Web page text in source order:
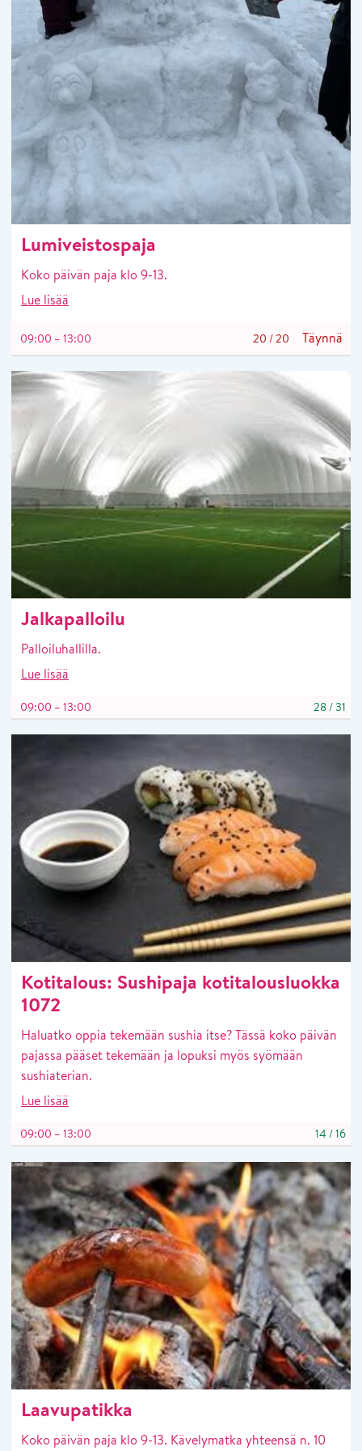
Lumiveistospaja
Koko päivän paja klo 9-13.
Lue lisää
09:00 – 13:00 20 /20 Täynnä
Jalkapalloilu
Palloiluhallilla.
Lue lisää
09:00 – 13:00 28 /31
Kotitalous: Sushipaja kotitalousluokka
1072
Haluatko oppia tekemään sushia itse? Tässä koko päivän
pajassa pääset tekemään ja lopuksi myös syömään
sushiaterian.
Lue lisää
09:00 – 13:00 14 /16
Laavupatikka
Koko päivän paja klo 9-13. Kävelymatka yhteensä n. 10